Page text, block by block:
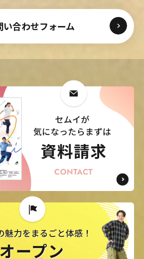
い合わせフォーム